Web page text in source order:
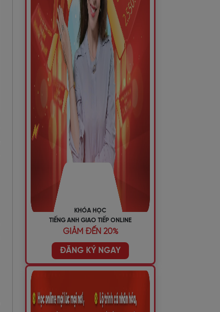
KHÓA HỌC
TIẾNG ANH GIAO TIẾP ONLINE
GIẢM ĐẾN 20%
ĐĂNG KÝ NGAY